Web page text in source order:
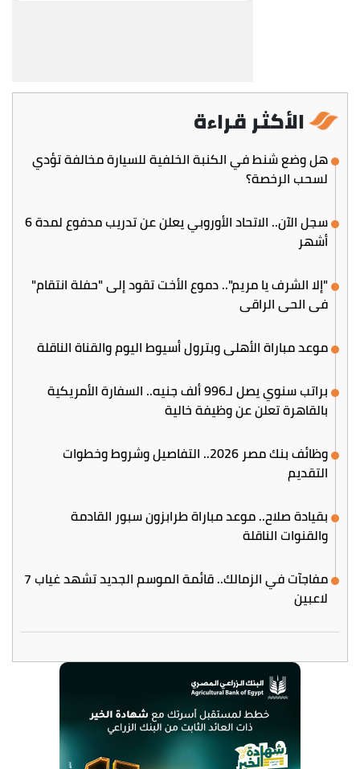
الأكثر قراءة
هل وضع شنط في الكنبة الخلفية للسيارة مخالفة تؤدي
لسحب الرخصة؟
سجل الآن.. الاتحاد الأوروبي يعلن عن تدريب مدفوع لمدة 6
أشهر
"إلا الشرف يا مريم".. دموع الأخت تقود إلى "حفلة انتقام"
في الحي الراقي
موعد مباراة الأهلي وبترول أسيوط اليوم والقناة الناقلة
براتب سنوي يصل لـ996 ألف جنيه.. السفارة الأمريكية
بالقاهرة تعلن عن وظيفة خالية
وظائف بنك مصر 2026.. التفاصيل وشروط وخطوات
التقديم
بقيادة صلاح.. موعد مباراة طرابزون سبور القادمة
والقنوات الناقلة
مفاجآت في الزمالك.. قائمة الموسم الجديد تشهد غياب 7
لاعبين